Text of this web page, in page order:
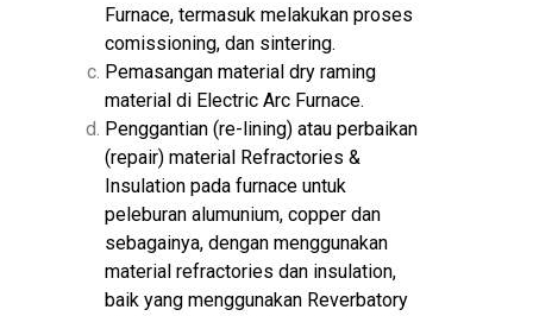
Furnace, termasuk melakukan proses
comissioning, dan sintering.
Pemasangan material dry raming
material di Electric Arc Furnace.
Penggantian (re-lining) atau perbaikan
(repair) material Refractories &
Insulation pada furnace untuk
peleburan alumunium, copper dan
sebagainya, dengan menggunakan
material refractories dan insulation,
baik yang menggunakan Reverbatory